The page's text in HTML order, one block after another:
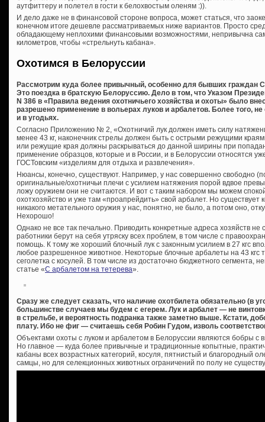
аутфиттеру и полетел в гости к белохвостым оленям :)).
И дело даже не в финансовой стороне вопроса, может статься, что
конечном итоге дешевле рассматриваемых ниже вариантов. Просто
обладающему неплохими финансовыми возможностями, непривычна
километров, чтобы «стрельнуть кабана».
Охотимся в Белоруссии
Рассмотрим куда более привычный, особенно для бывших граждан
Это поездка в братскую Белоруссию. Дело в том, что Указом
N 386 в «Правила ведения охотничьего хозяйства и охоты» было
разрешено применение в вольерах луков и арбалетов. Более того,
и в угодьях.
Согласно Приложению № 2, «Охотничий лук должен иметь силу
менее 43 кг, наконечник стрелы должен быть с острыми режущими
или режущие края должны раскрываться до данной ширины при
применение образцов, которые и в России, и в Белоруссии относятся
ГОСТовским «изделиям для отдыха и развлечения».
Нюансы, конечно, существуют. Например, у нас совершенно свободно
оригинальные/охотничьи плечи с усилием натяжения порой вдвое
ложу оружием они не считаются. И вот с таким набором мы можем
охотхозяйство и уже там «проапрейдить» свой арбалет. Но
никакого метательного оружия у нас, понятно, не было, а потом оно,
Нехорошо!
Однако не все так печально. Приводить конкретные адреса хозяйств не
работники берут на себя утряску всех проблем, в том числе с
помощь. К тому же хороший блочный лук с законным усилием в 27 кгс
любое разрешенное животное. Некоторые блочные арбалеты на 43 кгс
сеголетка с косулей. В том числе из достаточно бюджетного сегмента,
статье «С арбалетом на тетерева».
Сразу же следует сказать, что наличие охотбилета обязательно (в
большинстве случаев мы будем с егерем. Лук и арбалет — не
в стрельбе, и вероятность подранка также заметно выше. Кстати,
плату. Ибо не фиг — считаешь себя Робин Гудом, изволь
Объектами охоты с луком и арбалетом в Белоруссии являются бобры с
Но главное — куда более привычные и традиционные копытные,
кабаны всех возрастных категорий, косуля, пятнистый и благородный
самцы, но для селекционных животных ограничений по полу не